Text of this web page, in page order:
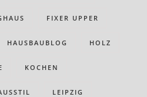
FIXER UPPER
HAUSBAUBLOG HOLZ
KOCHEN
LEIPZIG